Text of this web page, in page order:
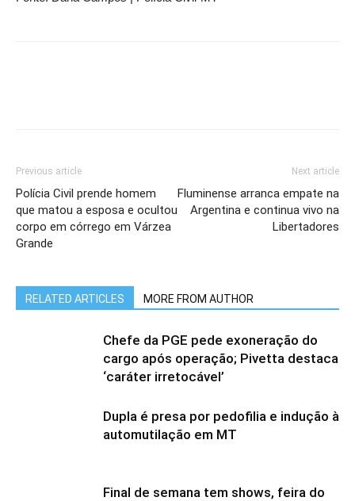
Previous article
Polícia Civil prende homem
que matou a esposa e ocultou
corpo em córrego em Várzea
Grande
Next article
Fluminense arranca empate na
Argentina e continua vivo na
Libertadores
RELATED ARTICLES MORE FROM AUTHOR
Chefe da PGE pede exoneração do
cargo após operação; Pivetta destaca
‘caráter irretocável’
Dupla é presa por pedofilia e indução à
automutilação em MT
Final de semana tem shows, feira do